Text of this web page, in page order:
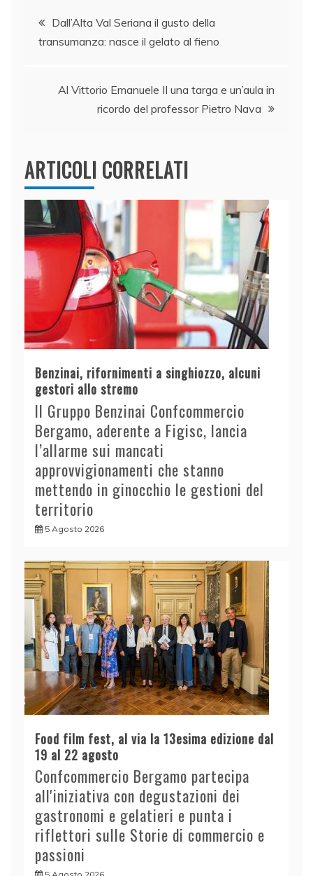
b
o
k
dI
n
A
p
vi
di
Navigazione
articoli
Dall’Alta Val Seriana il gusto della
transumanza: nasce il gelato al fieno
Al Vittorio Emanuele II una targa e un’aula in
ricordo del professor Pietro Nava
ARTICOLI CORRELATI
Benzinai, rifornimenti a singhiozzo, alcuni
gestori allo stremo
Il Gruppo Benzinai Confcommercio
Bergamo, aderente a Figisc, lancia
l’allarme sui mancati
approvvigionamenti che stanno
mettendo in ginocchio le gestioni del
territorio
5 Agosto 2026
Food film fest, al via la 13esima edizione dal
19 al 22 agosto
Confcommercio Bergamo partecipa
all'iniziativa con degustazioni dei
gastronomi e gelatieri e punta i
riflettori sulle Storie di commercio e
passioni